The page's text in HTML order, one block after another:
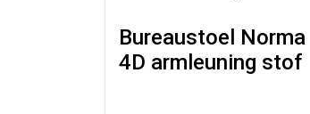
Bureaustoel Norma
4D armleuning stof